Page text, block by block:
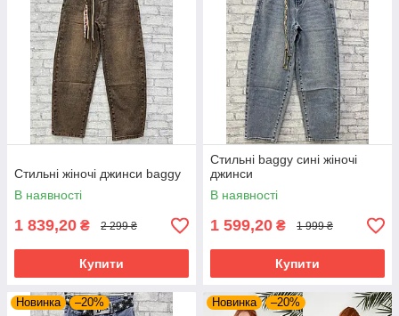
Стильні жіночі джинси baggy
В наявності
1 839,20 ₴ 2 299 ₴
Купити
Стильні baggy сині жіночі
джинси
В наявності
1 599,20 ₴ 1 999 ₴
Купити
Новинка –20% Новинка –20%